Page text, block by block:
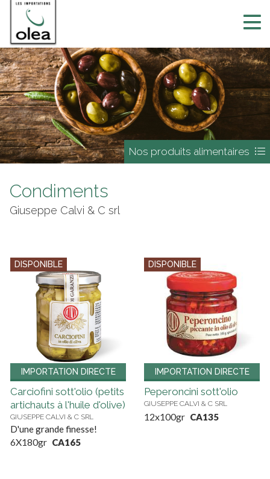
Nos produits alimentaires
Condiments
Giuseppe Calvi & C srl
IMPORTATION DIRECTE
DISPONIBLE
Carciofini sott'olio (petits
artichauts à l'huile d'olive)
GIUSEPPE CALVI & C SRL
D'une grande finesse!
6X180gr CA165
IMPORTATION DIRECTE
DISPONIBLE
Peperoncini sott'olio
GIUSEPPE CALVI & C SRL
12x100gr CA135